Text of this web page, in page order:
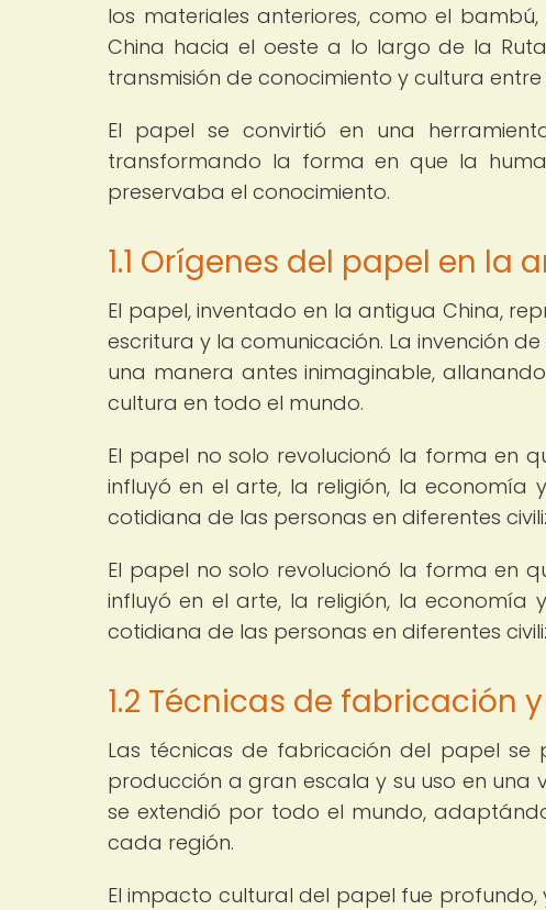
los materiales anteriores, como el
China hacia el oeste a lo largo de la
transmisión de conocimiento y cultura entre
El papel se convirtió en una
transformando la forma en que la
preservaba el conocimiento.
1.1 Orígenes del papel en la
El papel, inventado en la antigua China,
escritura y la comunicación. La invención
una manera antes inimaginable,
cultura en todo el mundo.
El papel no solo revolucionó la forma en
influyó en el arte, la religión, la
cotidiana de las personas en diferentes
El papel no solo revolucionó la forma en
influyó en el arte, la religión, la
cotidiana de las personas en diferentes
1.2 Técnicas de fabricación
Las técnicas de fabricación del papel se
producción a gran escala y su uso en
se extendió por todo el mundo,
cada región.
El impacto cultural del papel fue